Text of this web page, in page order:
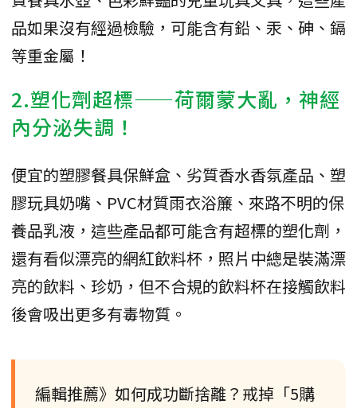
品如果沒有經過檢驗，可能含有鉛、汞、砷、鎘
等重金屬！
2.塑化劑超標——荷爾蒙大亂，神經
內分泌失調！
便宜的塑膠餐具保鮮盒、劣質香水香氛產品、塑
膠玩具奶嘴、PVC材質雨衣浴簾、來路不明的保
養品乳液，這些產品都可能含有超標的塑化劑，
還有看似漂亮的網紅飲料杯，照片中總是裝滿漂
亮的飲料、珍奶，但不合規的飲料杯在接觸飲料
後會吸出更多有毒物質。
編輯推薦》如何成功斷捨離？戒掉「5購